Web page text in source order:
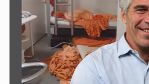
Fırıldaqçıların yeni silahı: Süni